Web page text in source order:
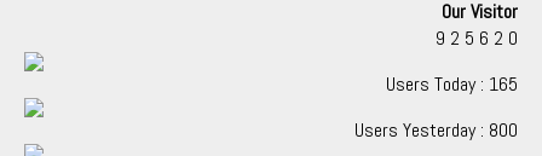
Our Visitor
9 2 5 6 2 0
Users Today : 165
Users Yesterday : 800